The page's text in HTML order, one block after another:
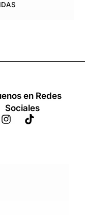
en Redes
Sociales